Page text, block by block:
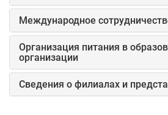
Международное
Организация питания в
организации
Сведения о филиалах и